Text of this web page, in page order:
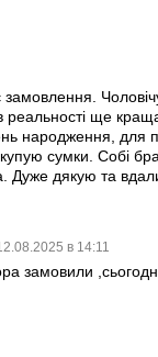
ще
народження, для
сумки. Собі
Дуже дякую та
в 14:11
замовили